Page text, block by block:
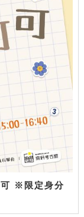
可 ※限定身分